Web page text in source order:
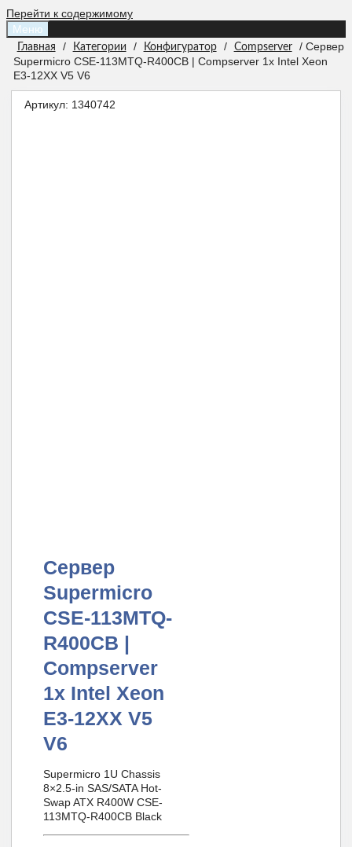
Перейти к содержимому
Меню
Главная / Категории / Конфигуратор / Compserver
/ Сервер
Supermicro CSE-113MTQ-R400CB | Compserver 1x Intel Xeon
E3-12XX V5 V6
Артикул: 1340742
Сервер
Supermicro
CSE-113MTQ-
R400CB |
Compserver
1x Intel Xeon
E3-12XX V5
V6
Supermicro 1U Chassis
8×2.5-in SAS/SATA Hot-
Swap ATX R400W CSE-
113MTQ-R400CB Black